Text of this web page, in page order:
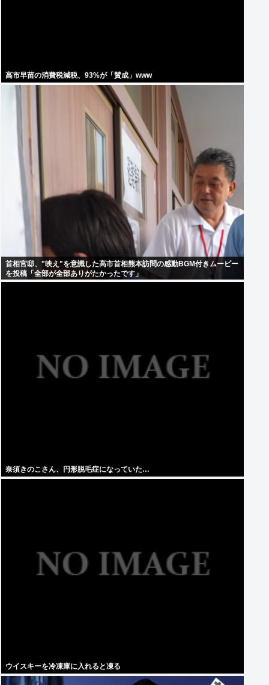
高市早苗の消費税減税、93%が「賛成」www
首相官邸、"映え"を意識した高市首相熊本訪問の感動BGM付きムービー
を投稿「全部が全部ありがたかったです」
奈須きのこさん、円形脱毛症になっていた…
ウイスキーを冷凍庫に入れると凍る